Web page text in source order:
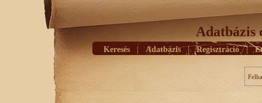
Adatbázis
Keresés Adatbázis | Regisztráció |